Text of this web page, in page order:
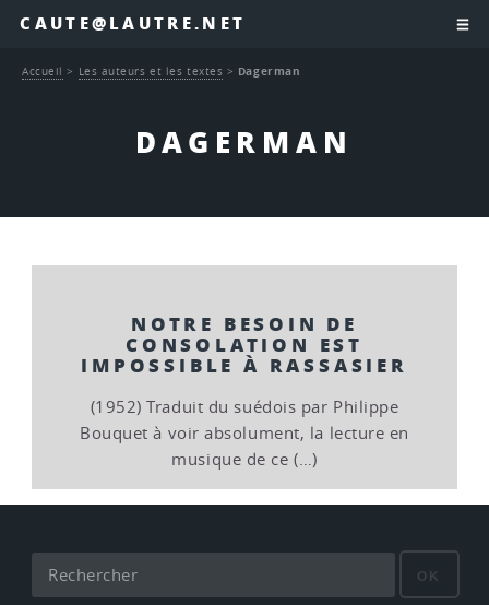
CAUTE@LAUTRE.NET
DAGERMAN
Accueil > Les auteurs et les textes > Dagerman
NOTRE BESOIN DE
CONSOLATION EST
IMPOSSIBLE À RASSASIER
(1952) Traduit du suédois par Philippe
Bouquet à voir absolument, la lecture en
musique de ce (…)
OK